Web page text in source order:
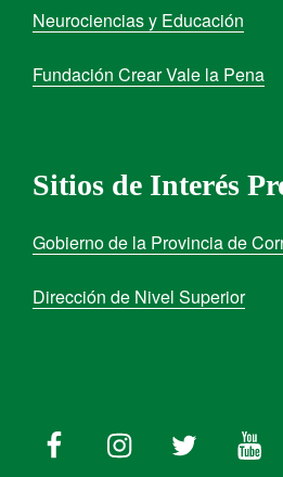
Neurociencias y Educación
Fundación Crear Vale la Pena
Sitios de Interés
Gobierno de la Provincia de
Dirección de Nivel Superior